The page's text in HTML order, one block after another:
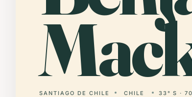
SANTIAGO DE CHILE CHILE 33° S ·